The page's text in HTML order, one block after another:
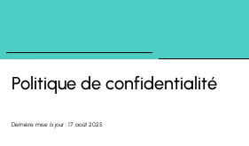
Politique de confidentialité
Dernière mise à jour : 17 août 2025